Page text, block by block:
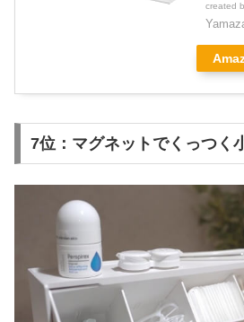
created
7位：マグネットでくっつく